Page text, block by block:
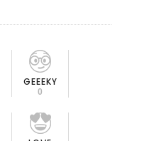
GEEEKY
0